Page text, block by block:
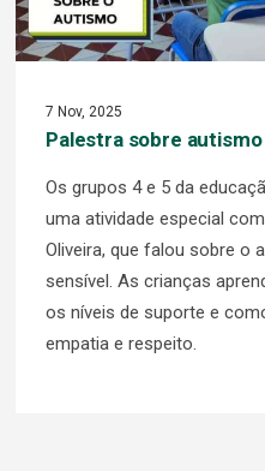
7 Nov, 2025
Palestra sobre autismo
Os grupos 4 e 5 da
uma atividade especial
Oliveira, que falou sobre o
sensível. As crianças
os níveis de suporte e
empatia e respeito.